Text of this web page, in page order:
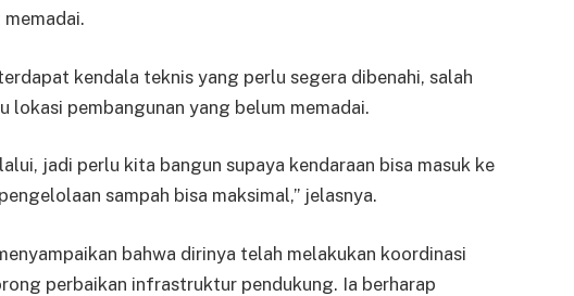
kendala teknis yang perlu segera dibenahi, salah
lokasi pembangunan yang belum memadai.
jadi perlu kita bangun supaya kendaraan bisa masuk ke
sampah bisa maksimal,” jelasnya.
bahwa dirinya telah melakukan koordinasi
perbaikan infrastruktur pendukung. Ia berharap